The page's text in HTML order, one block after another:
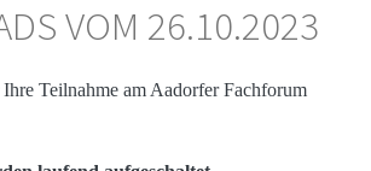
VOM 26.10.2023
Teilnahme am Aadorfer Fachforum